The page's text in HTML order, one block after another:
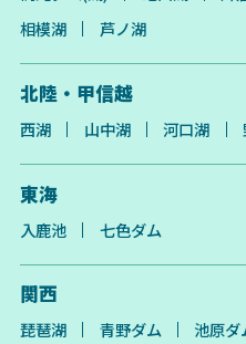
相模湖
芦ノ湖
北陸・甲信越
西湖 山中湖 河口湖
東海
入鹿池 七色ダム
関西
琵琶湖 青野ダム 池原ダ